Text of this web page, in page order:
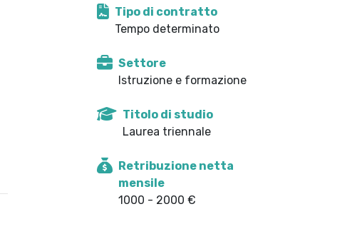
Tipo di contratto
Tempo determinato
Settore
Istruzione e formazione
Titolo di studio
Laurea triennale
Retribuzione netta
mensile
1000 - 2000 €